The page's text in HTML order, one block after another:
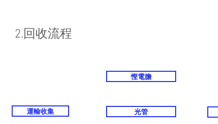
2.回收流程
慳電膽
運輸收集 光管